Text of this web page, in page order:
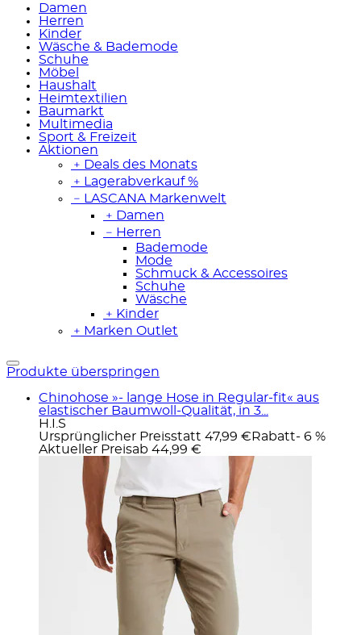
Damen
Herren
Kinder
Wäsche & Bademode
Schuhe
Möbel
Haushalt
Heimtextilien
Baumarkt
Multimedia
Sport & Freizeit
Aktionen
﹢ Deals des Monats
﹢
Lagerabverkauf %
﹣
LASCANA Markenwelt
﹢ Damen
﹣ Herren
Bademode
Mode
Schmuck & Accessoires
Schuhe
Wäsche
﹢ Kinder
﹢ Marken Outlet
Produkte überspringen
Chinohose »- lange Hose in Regular-fit« aus
elastischer Baumwoll-Qualität, in 3...
H.I.S
Ursprünglicher Preisstatt 47,99 € Rabatt- 6 %
Aktueller Preisab 44,99 €